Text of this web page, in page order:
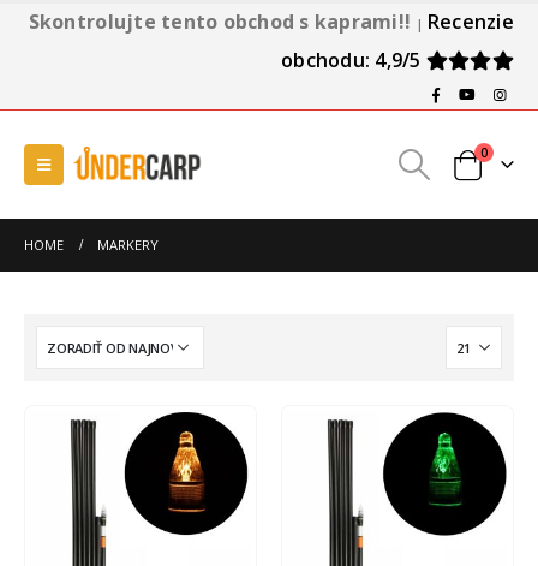
Skontrolujte tento obchod s kaprami!! | Recenzie
obchodu: 4,9/5
0
HOME MARKERY